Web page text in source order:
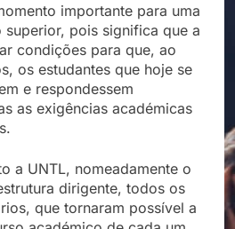
importante para uma
superior, pois significa que a
condições para que, ao
os estudantes que hoje se
e respondessem
as exigências académicas
a UNTL, nomeadamente o
dirigente, todos os
que tornaram possível a